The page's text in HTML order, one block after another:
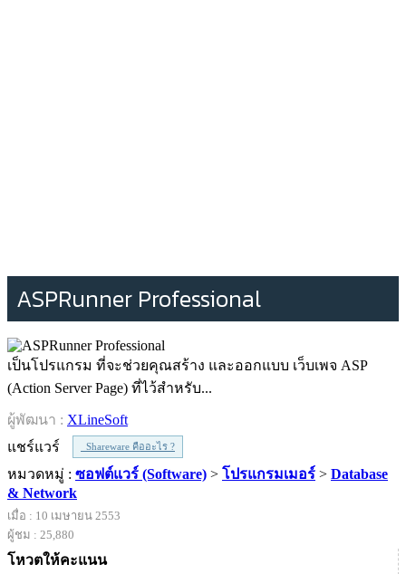
ASPRunner Professional
เป็นโปรแกรม ที่จะช่วยคุณสร้าง และออกแบบ เว็บเพจ ASP
(Action Server Page) ที่ไว้สำหรับ...
ผู้พัฒนา : XLineSoft
แชร์แวร์
Shareware คืออะไร ?
หมวดหมู่ : ซอฟต์แวร์ (Software) > โปรแกรมเมอร์ > Database
& Network
เมื่อ : 10 เมษายน 2553
ผู้ชม : 25,880
โหวตให้คะแนน